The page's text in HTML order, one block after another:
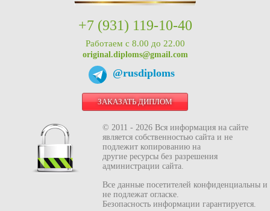
+7 (931) 119-10-40
Работаем с 8.00 до 22.00
original.diploms@gmail.com
@rusdiploms
ЗАКАЗАТЬ ДИПЛОМ
© 2011 - 2026 Вся информация на сайте
является собственностью сайта и не
подлежит копированию на
другие ресурсы без разрешения
администрации сайта.
Все данные посетителей конфиденциальны и
не подлежат огласке.
Безопасность информации гарантируется.